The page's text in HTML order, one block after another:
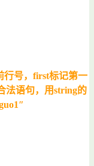
行号，first标记第一
法语句，用string的